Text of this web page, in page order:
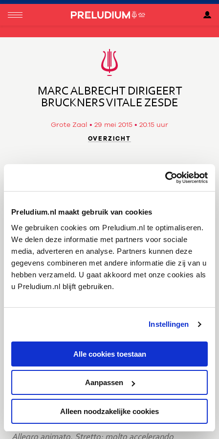
Preludium.nl maakt gebruik van cookies
We gebruiken cookies om Preludium.nl te optimaliseren.
We delen deze informatie met partners voor sociale
media, adverteren en analyse. Partners kunnen deze
gegevens combineren met andere informatie die zij van u
hebben verzameld. U gaat akkoord met onze cookies als
u Preludium.nl blijft gebruiken.
Instellingen
Alle cookies toestaan
Aanpassen
Alleen noodzakelijke cookies
MARC ALBRECHT DIRIGEERT
BRUCKNERS VITALE ZESDE
Grote Zaal 29 mei 2015 20.15 uur
OVERZICHT
Marc Albrechtdirigent
Aanvang 20.15 | pauze ca. 20.50 uur | einde ca. 22.00
uur
ALBAN BERG 1885-1935
Sonate, op. 1 (1907-08)
oorspronkelijk voor piano solo; orkestratie Theo
Verbey (1984)
Tweede pianoconcert in A gr.t. (1839-61)
Adagio sostenuto assai
Allegro agitato assai
Allegro moderato
Allegro deciso
Marziale un poco meno allegro
Allegro animato, Stretto: molto accelerando